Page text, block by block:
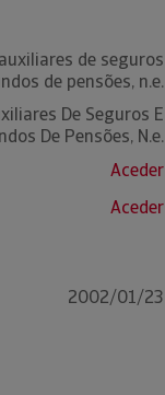
de seguros
de pensões, n.e.
De Seguros E
De Pensões, N.e.
Aceder
Aceder
2002/01/23